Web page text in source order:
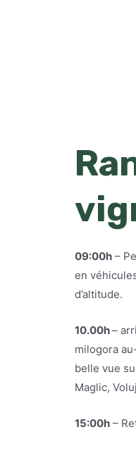
09:00h–
en
d’altitude.
10.00h–
milogora
belle vue
Maglic,
15:00h–